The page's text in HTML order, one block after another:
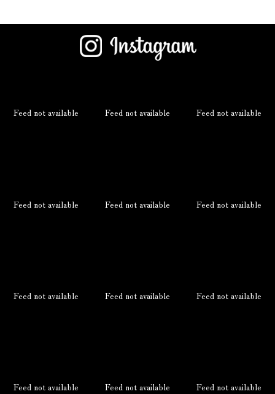
Feed not available Feed not available Feed not available
Feed not available Feed not available Feed not available
Feed not available Feed not available Feed not available
Feed not available Feed not available Feed not available